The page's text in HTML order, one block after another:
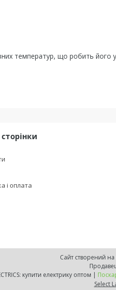
температур, що робить його
і оплата
Сайт створений на
IQ.ELECTRICS: купити електрику оптом |
Select